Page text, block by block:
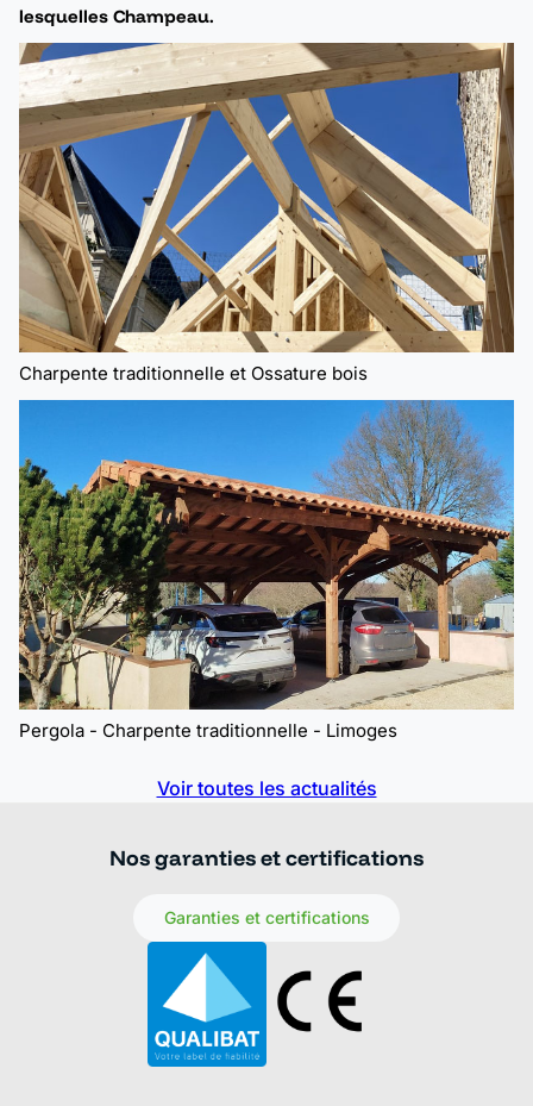
lesquelles Champeau.
Charpente traditionnelle et Ossature bois
Pergola - Charpente traditionnelle - Limoges
Voir toutes les actualités
Nos garanties et certifications
Garanties et certifications